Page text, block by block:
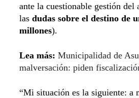
ante la cuestionable gestión del
las dudas sobre el destino de
millones).
Lea más: Municipalidad de
malversación: piden
“Mi situación es la siguiente: a